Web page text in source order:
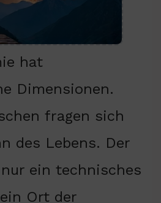
hat
Dimensionen.
fragen sich
des Lebens. Der
ein technisches
Ort der